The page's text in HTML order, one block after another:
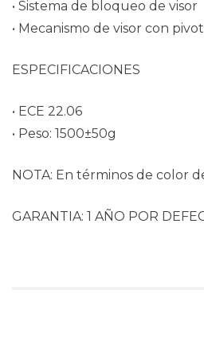
• Sistema de bloqueo de visor
• Mecanismo de visor con
ESPECIFICACIONES
• ECE 22.06
• Peso: 1500±50g
NOTA: En términos de color
GARANTIA: 1 AÑO POR